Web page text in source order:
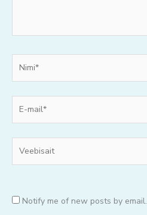
mail*
Notify me of new posts by email.